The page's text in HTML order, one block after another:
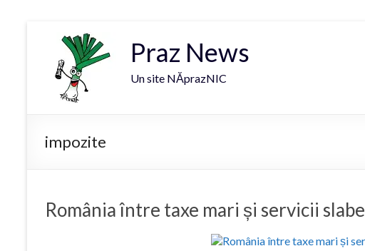
Praz News
Un site NĂprazNIC
impozite
România între taxe mari și servicii slabe